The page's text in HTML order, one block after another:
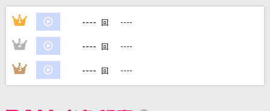
1 ---- 回 ----
2 ---- 回 ----
3 ---- 回 ----